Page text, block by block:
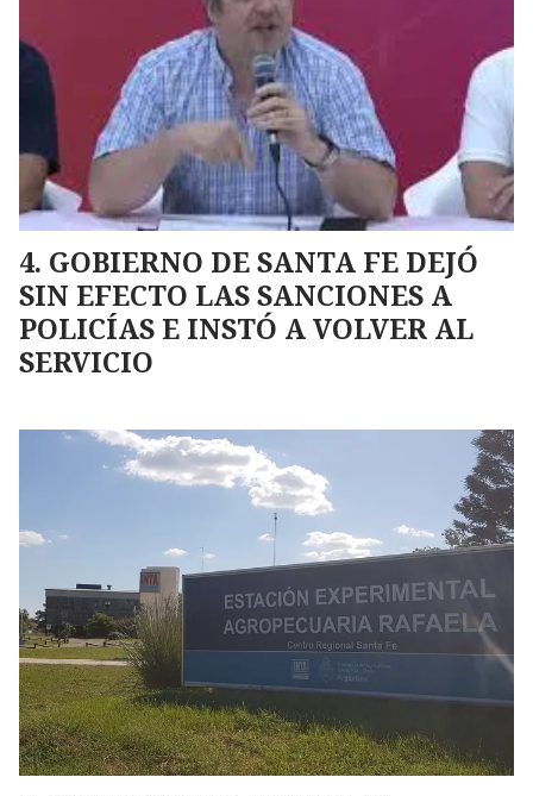
GOBIERNO DE SANTA FE DEJÓ
SIN EFECTO LAS SANCIONES A
POLICÍAS E INSTÓ A VOLVER AL
SERVICIO